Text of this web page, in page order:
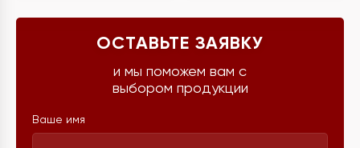
ОСТАВЬТЕ ЗАЯВКУ
и мы поможем вам с
выбором продукции
Ваше имя